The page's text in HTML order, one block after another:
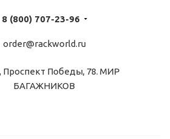
8 (800) 707-23-96
order@rackworld.ru
Проспект Победы, 78. МИР
БАГАЖНИКОВ